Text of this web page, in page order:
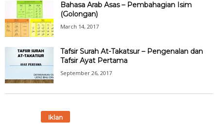
Bahasa Arab Asas – Pembahagian Isim
(Golongan)
March 14, 2017
Tafsir Surah At-Takatsur – Pengenalan dan
Tafsir Ayat Pertama
September 26, 2017
Iklan